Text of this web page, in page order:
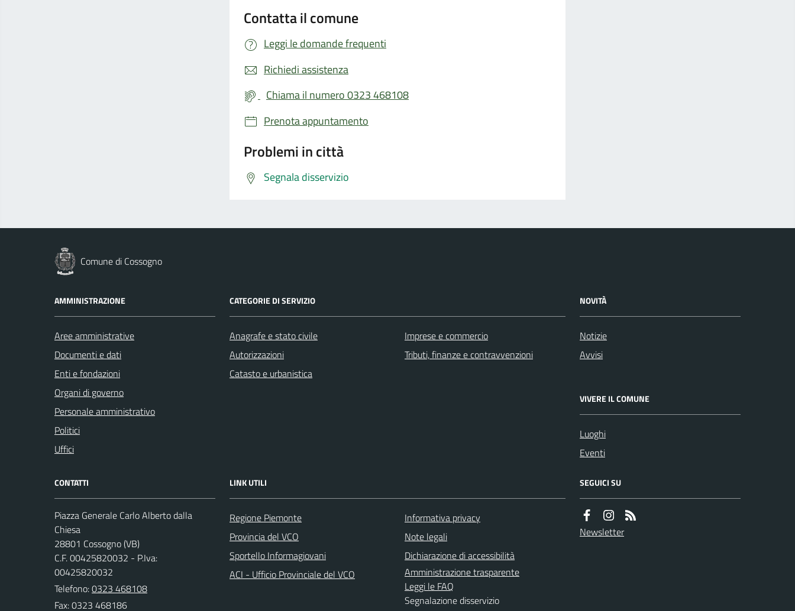
Contatta il comune
Leggi le domande frequenti
Richiedi assistenza
Chiama il numero 0323 468108
Prenota appuntamento
Problemi in città
Segnala disservizio
Comune di Cossogno
AMMINISTRAZIONE
Aree amministrative
Documenti e dati
Enti e fondazioni
Organi di governo
Personale amministrativo
Politici
Uffici
CATEGORIE DI SERVIZIO
Anagrafe e stato civile
Autorizzazioni
Catasto e urbanistica
Imprese e commercio
Tributi, finanze e contravvenzioni
NOVITÀ
Notizie
Avvisi
VIVERE IL COMUNE
Luoghi
Eventi
CONTATTI
Piazza Generale Carlo Alberto dalla
Chiesa
28801 Cossogno (VB)
C.F. 00425820032 - P.Iva:
00425820032
Telefono:0323 468108
Fax: 0323 468186
LINK UTILI
Regione Piemonte
Provincia del VCO
Sportello Informagiovani
ACI - Ufficio Provinciale del VCO
Informativa privacy
Note legali
Dichiarazione di accessibilità
Amministrazione trasparente
Leggi le FAQ
Segnalazione disservizio
SEGUICI SU
Newsletter